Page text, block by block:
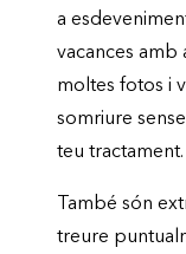
a
vacances amb
moltes fotos i
somriure
teu tractament.
També són
treure